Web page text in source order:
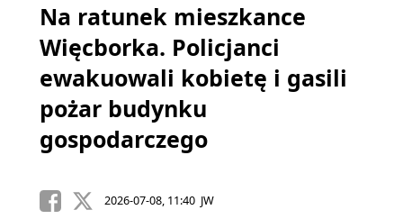
Na ratunek mieszkance
Więcborka. Policjanci
ewakuowali kobietę i gasili
pożar budynku
gospodarczego
2026-07-08, 11:40 JW